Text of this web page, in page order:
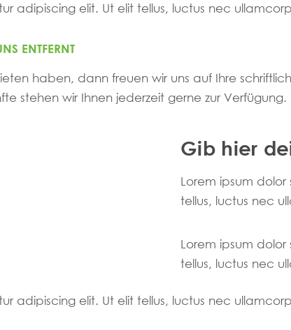
adipiscing elit. Ut elit tellus, luctus nec
ENTFERNT
haben, dann freuen wir uns auf Ihre
stehen wir Ihnen jederzeit gerne zur Verfügung.
Gib hier
Lorem ipsum
tellus, luctus nec
Lorem ipsum
tellus, luctus nec
adipiscing elit. Ut elit tellus, luctus nec